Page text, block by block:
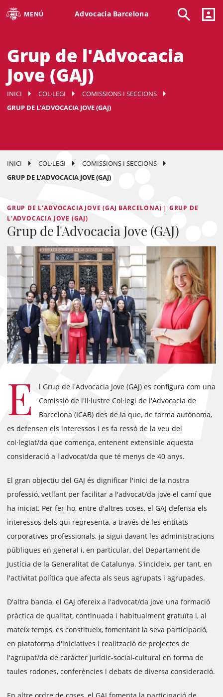
MENÚ Advocacia Barcelona
Grup de l'Advocacia
Jove (GAJ)
INICI COL·LEGI
COMISSIONS I SECCIONS
GRUP DE L'ADVOCACIA JOVE (GAJ)
INICI COL·LEGI
COMISSIONS I SECCIONS
GRUP DE L'ADVOCACIA JOVE (GAJ)
GRUP DE L'ADVOCACIA JOVE (GAJ BARCELONA) | GRUP DE
L'ADVOCACIA JOVE (GAJ)
Grup de l'Advocacia Jove (GAJ)
E
l Grup de l'Advocacia Jove (GAJ) es configura com una
Comissió de l'Il·lustre Col·legi de l'Advocacia de
Barcelona (ICAB) des de la que, de forma autònoma,
es defensen els interessos i es fa ressò de la veu del
col·legiat/da que comença, entenent extensible aquesta
consideració a l'advocat/da que té menys de 40 anys.
El gran objectiu del GAJ és dignificar l'inici de la nostra
professió, vetllant per facilitar a l'advocat/da jove el camí que
ha iniciat. Per fer-ho, entre d'altres coses, el GAJ defensa els
interessos dels qui representa, a través de les entitats
corporatives professionals, ja sigui davant les administracions
públiques en general i, en particular, del Departament de
Justícia de la Generalitat de Catalunya. S'incideix, per tant, en
l'activitat política que afecta als seus agrupats i agrupades.
D'altra banda, el GAJ ofereix a l'advocat/da jove una formació
pràctica de qualitat, continuada i habitualment gratuïta i, al
mateix temps, es constitueix, fomentant la seva participació,
en plataforma d'iniciatives i realització de projectes de
l'agrupat/da de caràcter jurídic-social-cultural en forma de
taules rodones, conferències i debats de diversa consideració.